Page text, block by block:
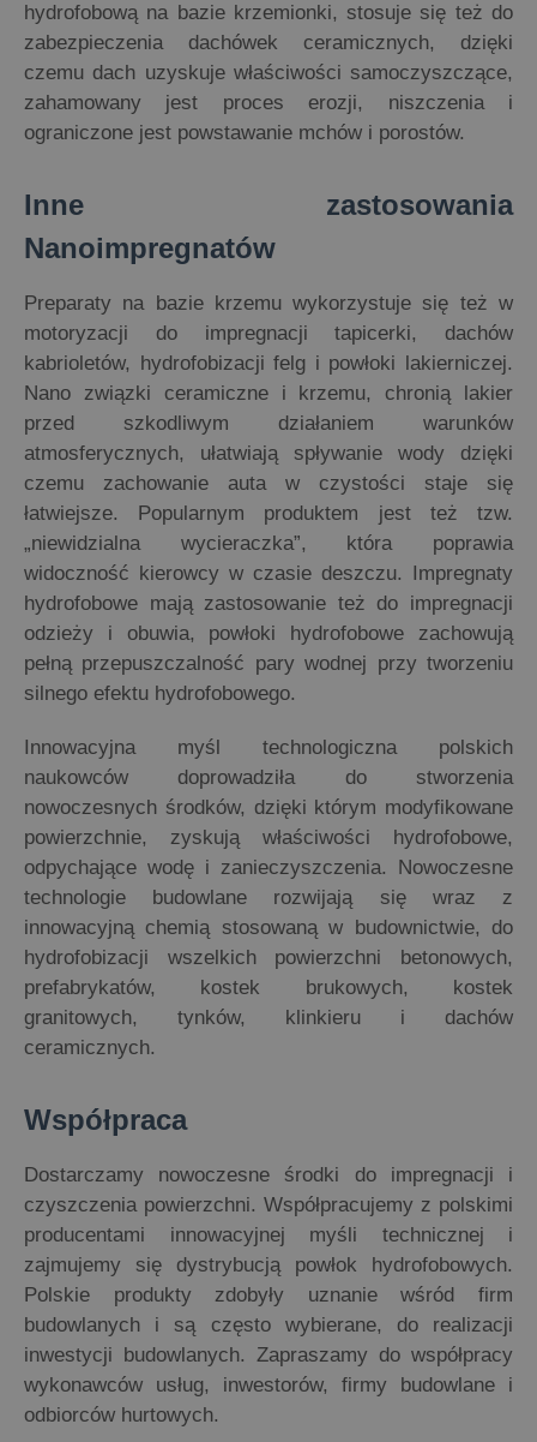
hydrofobową na bazie krzemionki, stosuje się też do
zabezpieczenia dachówek ceramicznych, dzięki
czemu dach uzyskuje właściwości samoczyszczące,
zahamowany jest proces erozji, niszczenia i
ograniczone jest powstawanie mchów i porostów.
Inne zastosowania
Nanoimpregnatów
Preparaty na bazie krzemu wykorzystuje się też w
motoryzacji do impregnacji tapicerki, dachów
kabrioletów, hydrofobizacji felg i powłoki lakierniczej.
Nano związki ceramiczne i krzemu, chronią lakier
przed szkodliwym działaniem warunków
atmosferycznych, ułatwiają spływanie wody dzięki
czemu zachowanie auta w czystości staje się
łatwiejsze. Popularnym produktem jest też tzw.
„niewidzialna wycieraczka”, która poprawia
widoczność kierowcy w czasie deszczu. Impregnaty
hydrofobowe mają zastosowanie też do impregnacji
odzieży i obuwia, powłoki hydrofobowe zachowują
pełną przepuszczalność pary wodnej przy tworzeniu
silnego efektu hydrofobowego.
Innowacyjna myśl technologiczna polskich
naukowców doprowadziła do stworzenia
nowoczesnych środków, dzięki którym modyfikowane
powierzchnie, zyskują właściwości hydrofobowe,
odpychające wodę i zanieczyszczenia. Nowoczesne
technologie budowlane rozwijają się wraz z
innowacyjną chemią stosowaną w budownictwie, do
hydrofobizacji wszelkich powierzchni betonowych,
prefabrykatów, kostek brukowych, kostek
granitowych, tynków, klinkieru i dachów
ceramicznych.
Współpraca
Dostarczamy nowoczesne środki do impregnacji i
czyszczenia powierzchni. Współpracujemy z polskimi
producentami innowacyjnej myśli technicznej i
zajmujemy się dystrybucją powłok hydrofobowych.
Polskie produkty zdobyły uznanie wśród firm
budowlanych i są często wybierane, do realizacji
inwestycji budowlanych. Zapraszamy do współpracy
wykonawców usług, inwestorów, firmy budowlane i
odbiorców hurtowych.